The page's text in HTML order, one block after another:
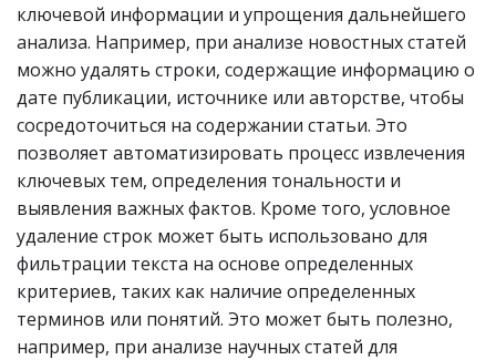
ключевой информации и упрощения дальнейшего
анализа. Например, при анализе новостных статей
можно удалять строки, содержащие информацию о
дате публикации, источнике или авторстве, чтобы
сосредоточиться на содержании статьи. Это
позволяет автоматизировать процесс извлечения
ключевых тем, определения тональности и
выявления важных фактов. Кроме того, условное
удаление строк может быть использовано для
фильтрации текста на основе определенных
критериев, таких как наличие определенных
терминов или понятий. Это может быть полезно,
например, при анализе научных статей для